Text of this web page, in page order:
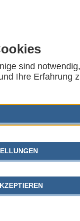
sind notwendig,
Ihre Erfahrung
UND
im
SGB VIII